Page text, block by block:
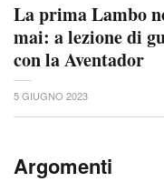
La prima Lambo
mai: a lezione di
con la Aventador
5 GIUGNO 2023
Argomenti